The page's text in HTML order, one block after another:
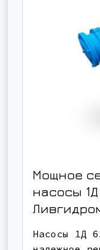
Мощное
насосы
Насосы 1Д